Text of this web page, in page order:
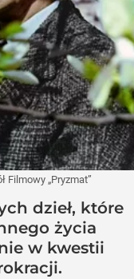
Filmowy „Pryzmat”
dzieł, które
życia
w kwestii